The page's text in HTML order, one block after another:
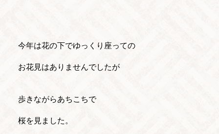
今年は花の下でゆっくり座っての
お花見はありませんでしたが
歩きながらあちこちで
桜を見ました。